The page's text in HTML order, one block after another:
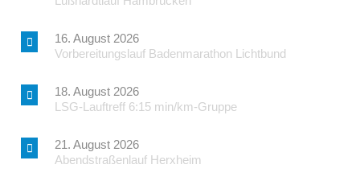
16. August 2026
Vorbereitungslauf Badenmarathon Lichtbund
18. August 2026
LSG-Lauftreff 6:15 min/km-Gruppe
21. August 2026
Abendstraßenlauf Herxheim